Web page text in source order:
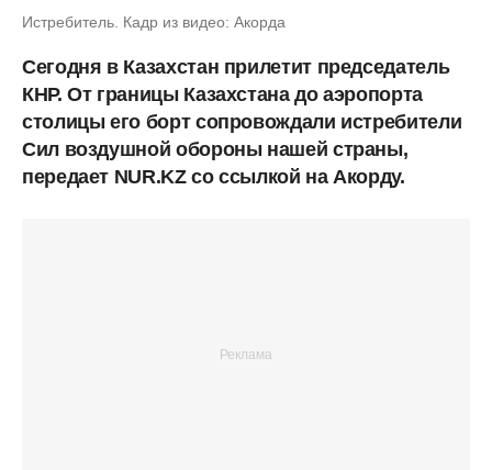
Истребитель. Кадр из видео: Акорда
Сегодня в Казахстан прилетит председатель
КНР. От границы Казахстана до аэропорта
столицы его борт сопровождали истребители
Сил воздушной обороны нашей страны,
передает NUR.KZ со ссылкой на Акорду.